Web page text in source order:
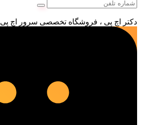
دکتر اچ پی ، فروشگاه تخصصی سرور اچ پی